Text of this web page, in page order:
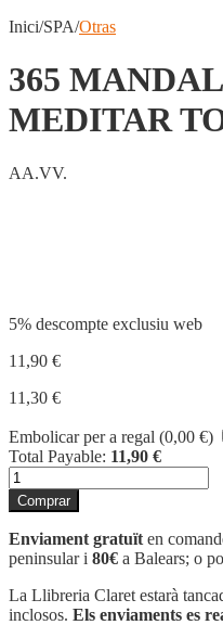
Inici/SPA/Otras
365
MEDITAR
AA.VV.
5% descompte exclusiu web
11,90 €
11,30 €
Embolicar per a regal (0,00 €)
Total Payable: 11,90 €
quantitat
de
365
MANDALAS
PARA
MEDITAR
TODOS
LOS
Comprar
Enviament gratuït en
peninsular i 80€ a Balears; o
La Llibreria Claret estarà
inclosos. Els enviaments es